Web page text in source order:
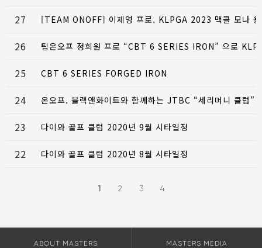
27 [TEAM ONOFF] 이제영 프로, KLPGA 2023 맥콜 모나
26 팀온오프 정희원 프로 “CBT 6 SERIES IRON” 으로
25 CBT 6 SERIES FORGED IRON
24 온오프, 블랙앤화이트와 함께하는 JTBC “세리머니 클럽”
23 다이와 골프 클럽 2020년 9월 시타일정
22 다이와 골프 클럽 2020년 8월 시타일정
1 2 3 4
ABOUT MASTERS MASTERS MEDIA